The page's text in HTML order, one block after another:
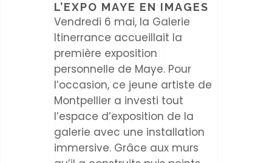
L’EXPO MAYE EN IMAGES
Vendredi 6 mai, la Galerie
Itinerrance accueillait la
première exposition
personnelle de Maye. Pour
l’occasion, ce jeune artiste de
Montpellier a investi tout
l’espace d’exposition de la
galerie avec une installation
immersive. Grâce aux murs